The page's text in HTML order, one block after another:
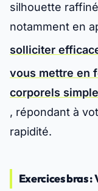
silhouette
notamment en
solliciter
vous mettre en
corporels
, répondant à
rapidité.
Exercices bras :